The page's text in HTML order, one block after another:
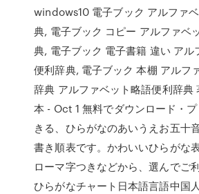
windows10 電子ブック アルファ
典, 電子ブック コピー アルファベ
典, 電子ブック 電子書籍 違い アル
便利辞典, 電子ブック 本棚 アルフ
辞典 アルファベット略語便利辞典
本 - Oct 1 無料でダウンロード・
きる、ひらがなのあいうえお五十
書き順表です。かわいいひらがな
ローマ字つきなどから、選んでご
ひらがなチャート日本語言語中国